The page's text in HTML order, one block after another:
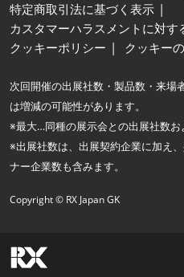
特定商取引法に基づく表示
カスタマーハラスメントに対す
クッキーポリシー
クッキー
次回開催の出展社数・製品数・来場
は増減の可能性があります。
※最大…同種の展示会との出展社数お
※出展社数は、出展契約企業に加え
ナー企業数も含みます。
Copyright © RX Japan GK